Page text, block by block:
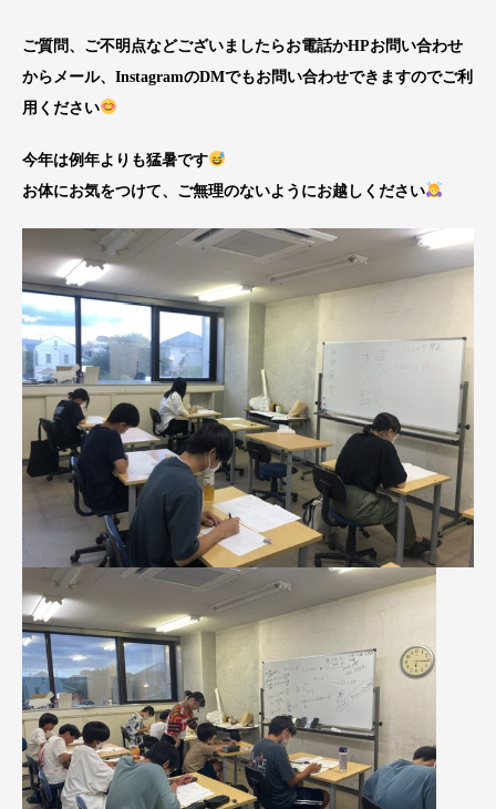
ご質問、ご不明点などございましたらお電話かHPお問い合わせ
からメール、InstagramのDMでもお問い合わせできますのでご利
用ください
今年は例年よりも猛暑です
お体にお気をつけて、ご無理のないようにお越しください